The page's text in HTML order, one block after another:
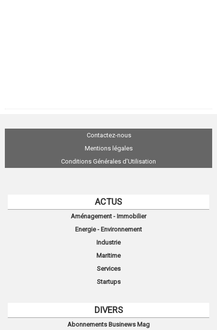
Contactez-nous
Mentions légales
Conditions Générales d'Utilisation
ACTUS
Aménagement - Immobilier
Energie - Environnement
Industrie
Maritime
Services
Startups
DIVERS
Abonnements Businews Mag